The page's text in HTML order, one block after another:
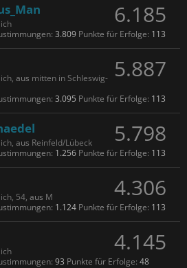
6.185
3.809 Punkte für Erfolge: 113
5.887
aus mitten in Schleswig-
3.095 Punkte für Erfolge: 113
5.798
aus Reinfeld/Lübeck
1.256 Punkte für Erfolge: 113
4.306
54, aus M
1.124 Punkte für Erfolge: 113
4.145
93 Punkte für Erfolge: 48